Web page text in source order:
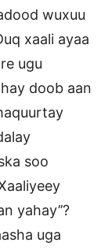
wuxuu
xaali ayaa
ugu
doob aan
soo
yahay’’?
uga